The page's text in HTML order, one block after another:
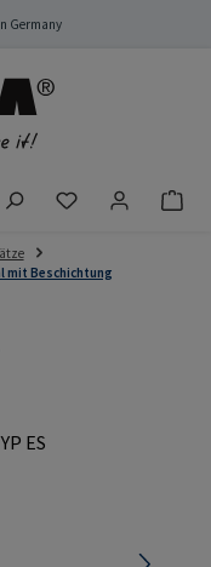
Germany
Du hast 0
mit Beschichtung